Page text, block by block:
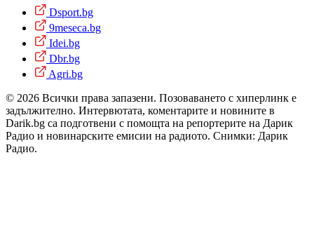
Dsport.bg
9meseca.bg
Idei.bg
Dbr.bg
Agri.bg
© 2026 Всички права запазени. Позоваването с хиперлинк е
задължително. Интервютата, коментарите и новините в
Darik.bg са подготвени с помощта на репортерите на Дарик
Радио и новинарските емисии на радиото. Снимки: Дарик
Радио.